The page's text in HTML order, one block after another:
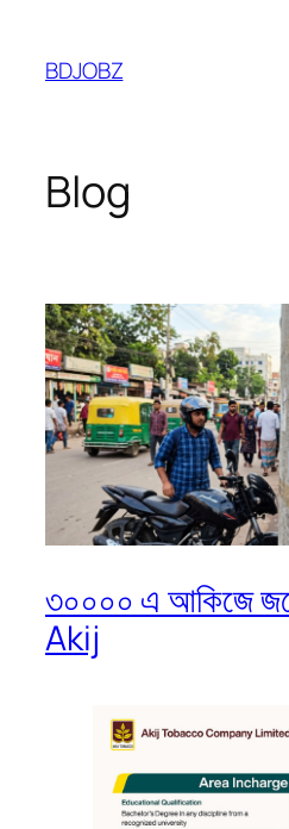
content
BDJOBZ
Blog
৩০০০০ এ আকিজে
Akij